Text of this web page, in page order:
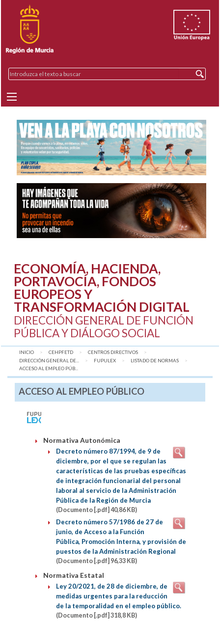
ECONOMÍA, HACIENDA,
PORTAVOCÍA, FONDOS
EUROPEOS Y
TRANSFORMACIÓN DIGITAL
DIRECCIÓN GENERAL DE FUNCIÓN
PÚBLICA Y DIÁLOGO SOCIAL
INICIO CEHPFETD
CENTROS DIRECTIVOS
DIRECCIÓN GENERAL DE...
FUPULEX
LISTADO DE NORMAS
AQUÍ:
ACCESO AL EMPLEO PÚB...
ACCESO AL EMPLEO PÚBLICO
Normativa Autonómica
Decreto número 87/1994, de 9 de
diciembre, por el que se regulan las
características de las pruebas específicas
de integración funcionarial del personal
laboral al servicio de la Administración
Pública de la Región de Murcia
(Documento [.pdf] 40,86 KB)
Decreto número 57/1986 de 27 de
junio, de Acceso a la Función
Pública, Promoción Interna, y provisión de
puestos de la Administración Regional
(Documento [.pdf] 96,33 KB)
Normativa Estatal
Ley 20/2021, de 28 de diciembre, de
medidas urgentes para la reducción
de la temporalidad en el empleo público.
(Documento [.pdf] 318,8 KB)